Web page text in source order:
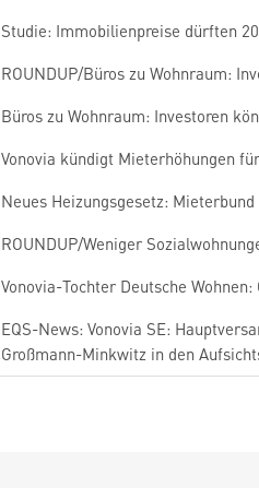
Studie: Immobilienpreise dürften
ROUNDUP/Büros zu Wohnraum:
Büros zu Wohnraum: Investoren
Vonovia kündigt Mieterhöhungen
Neues Heizungsgesetz:
ROUNDUP/Weniger
Vonovia-Tochter Deutsche
EQS-News: Vonovia SE:
Großmann-Minkwitz in den